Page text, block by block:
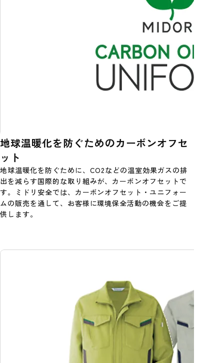
地球温暖化を防ぐためのカーボンオフセ
ット
地球温暖化を防ぐために、CO2などの温室効果ガスの排
出を減らす国際的な取り組みが、カーボンオフセットで
す。ミドリ安全では、カーボンオフセット・ユニフォー
ムの販売を通して、お客様に環境保全活動の機会をご提
供します。